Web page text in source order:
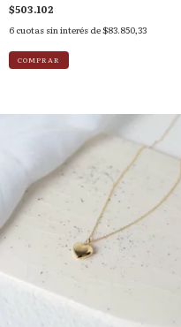
$503.102
6 cuotas sin interés de$83.850,33
COMPRAR